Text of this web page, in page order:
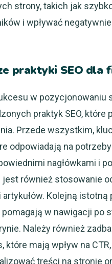
strony, takich jak
i wpływać
praktyki SEO dla
w
praktyk SEO,
Przede wszystkim,
odpowiadają na
nagłówkami i
jest również stosowanie
Kolejną
w nawigacji po
Należy również
które mają wpływ na
treści na stronie